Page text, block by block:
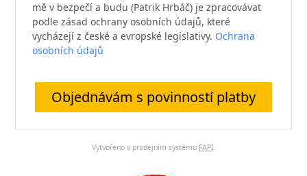
mě v bezpečí a budu (Patrik Hrbáč) je zpracovávat
podle zásad ochrany osobních údajů, které
vycházejí z české a evropské legislativy. Ochrana
osobních údajů
Objednávám s povinností platby
Vytvořeno v prodejním systému FAPI.